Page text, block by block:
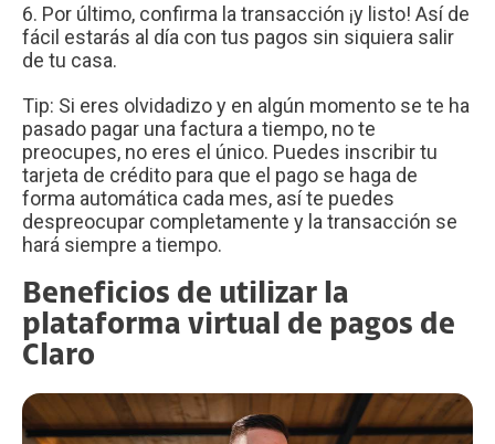
6. Por último, confirma la transacción ¡y listo! Así de
fácil estarás al día con tus pagos sin siquiera salir
de tu casa.
Tip: Si eres olvidadizo y en algún momento se te ha
pasado pagar una factura a tiempo, no te
preocupes, no eres el único. Puedes inscribir tu
tarjeta de crédito para que el pago se haga de
forma automática cada mes, así te puedes
despreocupar completamente y la transacción se
hará siempre a tiempo.
Beneficios de utilizar la
plataforma virtual de pagos de
Claro